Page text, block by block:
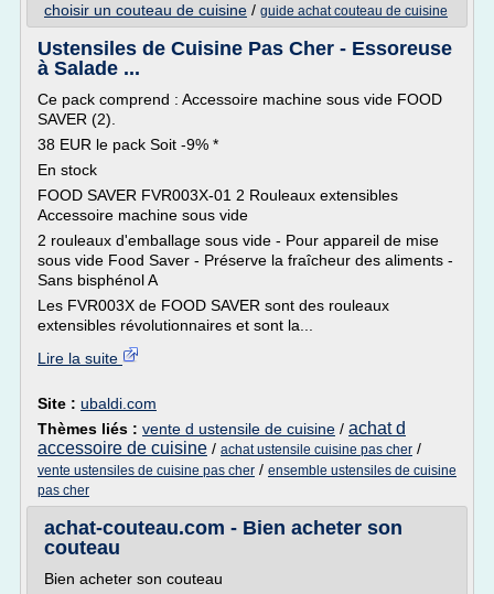
choisir un couteau de cuisine / guide achat couteau de cuisine
Ustensiles de Cuisine Pas Cher - Essoreuse
à Salade ...
Ce pack comprend : Accessoire machine sous vide FOOD
SAVER (2).
38 EUR le pack Soit -9% *
En stock
FOOD SAVER FVR003X-01 2 Rouleaux extensibles
Accessoire machine sous vide
2 rouleaux d'emballage sous vide - Pour appareil de mise
sous vide Food Saver - Préserve la fraîcheur des aliments -
Sans bisphénol A
Les FVR003X de FOOD SAVER sont des rouleaux
extensibles révolutionnaires et sont la...
Lire la suite
Site : ubaldi.com
Thèmes liés : vente d ustensile de cuisine / achat d
accessoire de cuisine / achat ustensile cuisine pas cher /
vente ustensiles de cuisine pas cher / ensemble ustensiles de cuisine
pas cher
achat-couteau.com - Bien acheter son
couteau
Bien acheter son couteau